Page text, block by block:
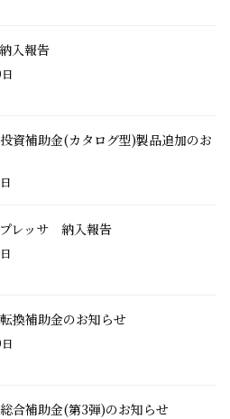
入報告
資補助金(カタログ型)製品追加のお
レッサ 納入報告
換補助金のお知らせ
合補助金(第3弾)のお知らせ